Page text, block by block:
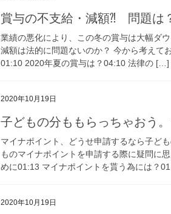
賞与の不支給・減額⁈ 問題は
業績の悪化により、この冬の賞与は大幅ダ
減額は法的に問題ないのか？ 今から考えて
01:10 2020年夏の賞与は？04:10 法律の […]
2020年10月19日
子どもの分ももらっちゃおう
マイナポイント、どうせ申請するなら子ど
ものマイナポイントを申請する際に疑問に
めに01:13 マイナポイントを貰う為には？
2020年10月19日